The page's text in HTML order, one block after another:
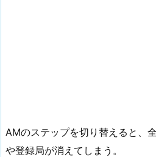
AMのステップを切り替えると、
や登録局が消えてしまう。